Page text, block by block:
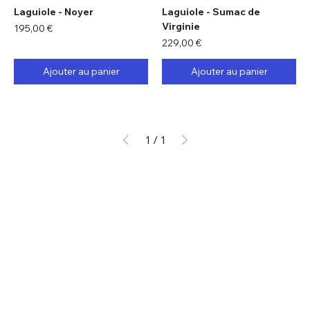
Laguiole - Noyer
Prix
195,00 €
Ajouter au panier
Laguiole - Sumac de
Virginie
Prix
229,00 €
Ajouter au panier
1 / 1